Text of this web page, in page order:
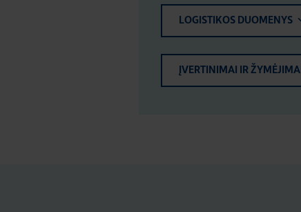
LOGISTIKOS DUOMENYS
ĮVERTINIMAI IR ŽYMĖJIMAI